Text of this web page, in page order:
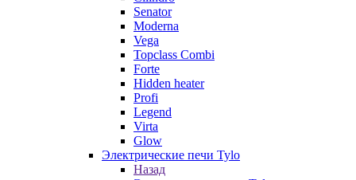
Senator
Moderna
Vega
Topclass Combi
Forte
Hidden heater
Profi
Legend
Virta
Glow
Электрические печи Tylo
Назад